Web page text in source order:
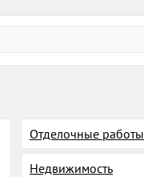
Отделочные работы
Недвижимость